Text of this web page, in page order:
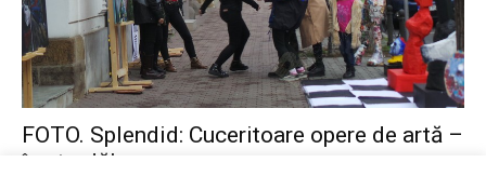
FOTO. Splendid: Cuceritoare opere de artă –
în stradă!